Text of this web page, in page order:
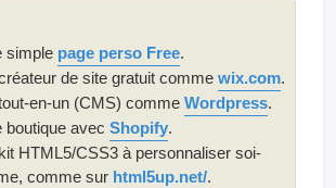
simple page perso Free.
de site gratuit comme wix.com.
en-un (CMS) comme Wordpress.
boutique avec Shopify.
HTML5/CSS3 à personnaliser soi-
comme sur html5up.net/.